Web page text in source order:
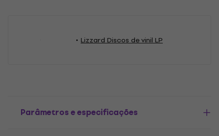
Lizzard Discos de vinil LP
Parâmetros e especificações